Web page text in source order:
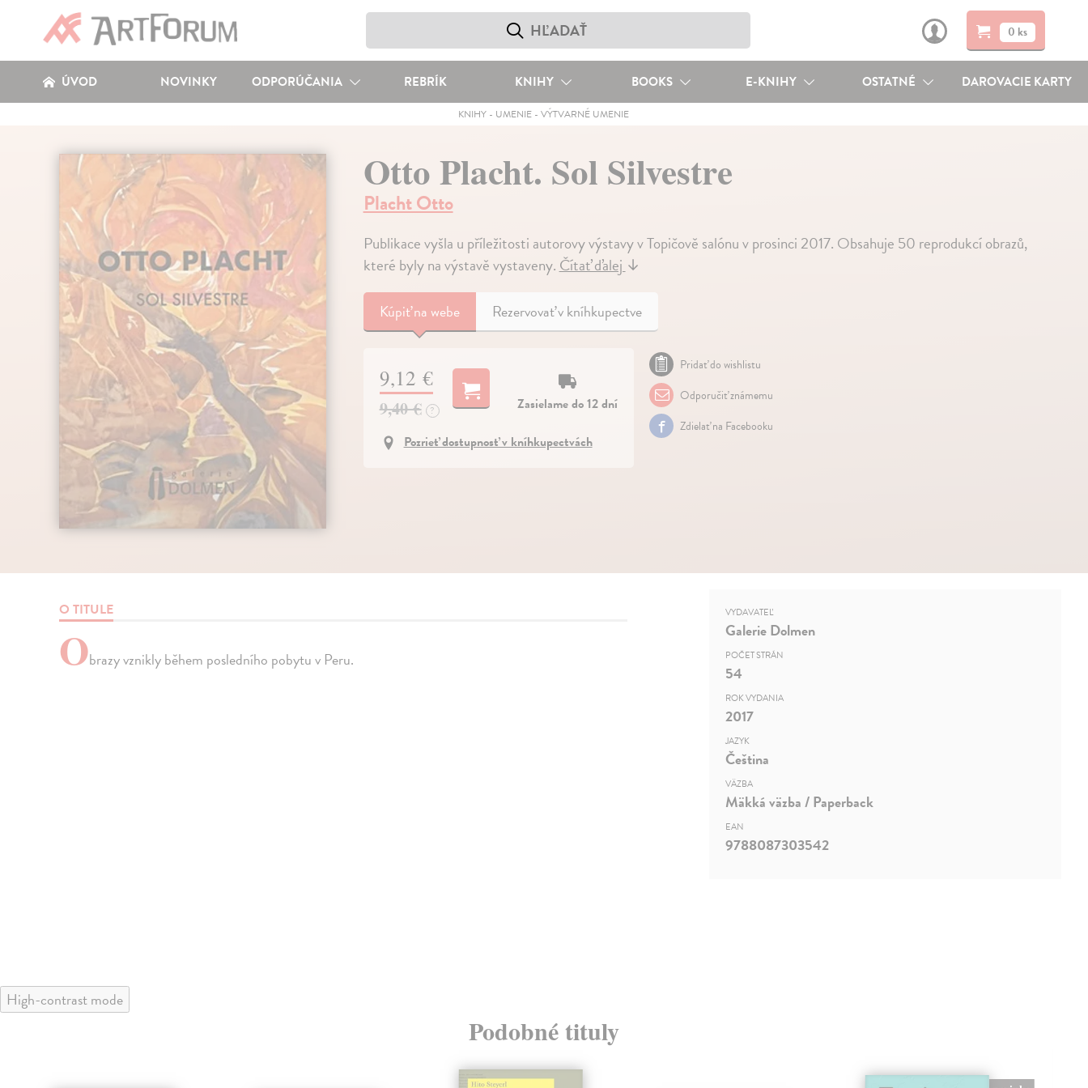
0 ks
ÚVOD NOVINKY ODPORÚČANIA REBRÍK KNIHY BOOKS E-KNIHY OSTATNÉ DAROVACIE KARTY
KNIHY - UMENIE -VÝTVARNÉ UMENIE
Otto Placht. Sol Silvestre
Placht Otto
Publikace vyšla u příležitosti autorovy výstavy v Topičově salónu v prosinci 2017. Obsahuje 50 reprodukcí obrazů,
které byly na výstavě vystaveny.Čítať ďalej↓
Kúpiťna webe Rezervovať v kníhkupectve
9,12 €
9,40 € ?
Zasielame do 12 dní
Pozrieť dostupnosť v kníhkupectvách
Pridať do wishlistu
Odporučiť známemu
Zdielať na Facebooku
O TITULE
Obrazy vznikly během posledního pobytu v Peru.
VYDAVATEĽ
Galerie Dolmen
POČET STRÁN
54
ROK VYDANIA
2017
JAZYK
Čeština
VÄZBA
Mäkká väzba / Paperback
EAN
9788087303542
High-contrast mode
Podobné tituly